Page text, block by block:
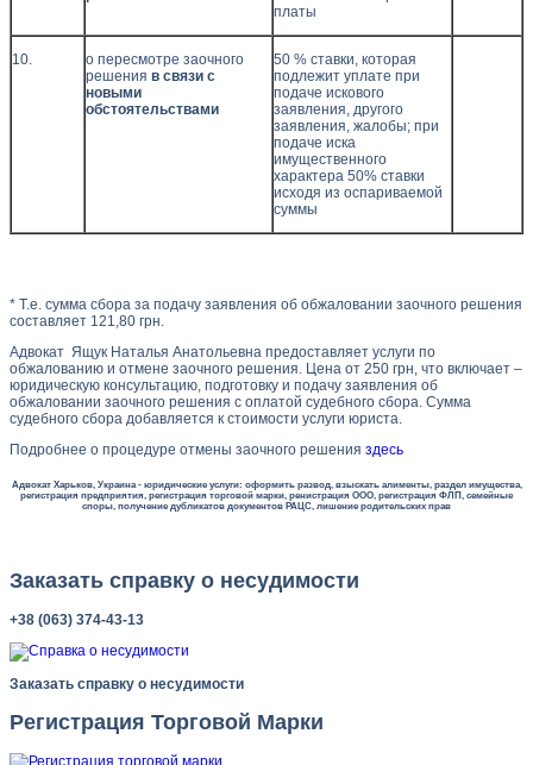
платы
10.
о пересмотре заочного
решения в связи с
новыми
обстоятельствами
50 % ставки, которая
подлежит уплате при
подаче искового
заявления, другого
заявления, жалобы; при
подаче иска
имущественного
характера 50% ставки
исходя из оспариваемой
суммы
* Т.е. сумма сбора за подачу заявления об обжаловании заочного решения
составляет 121,80 грн.
Адвокат Ящук Наталья Анатольевна предоставляет услуги по
обжалованию и отмене заочного решения. Цена от 250 грн, что включает –
юридическую консультацию, подготовку и подачу заявления об
обжаловании заочного решения с оплатой судебного сбора. Сумма
судебного сбора добавляется к стоимости услуги юриста.
Подробнее о процедуре отмены заочного решения здесь
Адвокат Харьков, Украина - юридические услуги: оформить развод, взыскать алименты, раздел имущества,
регистрация предприятия, регистрация торговой марки, ренистрация ООО, регистрация ФЛП, семейные
споры, получение дубликатов документов РАЦС, лишение родительских прав
Заказать справку о несудимости
+38 (063) 374-43-13
Заказать справку о несудимости
Регистрация Торговой Марки